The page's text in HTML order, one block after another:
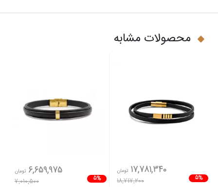
محصولات مشابه
5%
17,781,340 تومان
18,717,200
5%
6,659,975 تومان
7,010,500